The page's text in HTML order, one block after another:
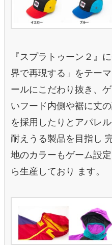
『スプラトゥーン２』
界で再現する」をテー
ールにこだわり抜き、
いフード内側や裾に丈
を採用したりとアパレ
耐えうる製品を目指し
地のカラーもゲーム設
ら生産しており ます。